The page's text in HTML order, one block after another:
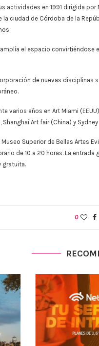
actividades en 1991 dirigida
la ciudad de Córdoba de la
el espacio convirtiéndose
de nuevas
varios años en Art Miami
Shanghai Art fair (China) y
Superior de Bellas Artes
de 10 a 20 horas. La
gratuita.
0